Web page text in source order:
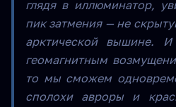
глядя в иллюминатор,
пик затмения — не
арктической вышине.
геомагнитным
то мы сможем
сполохи авроры и